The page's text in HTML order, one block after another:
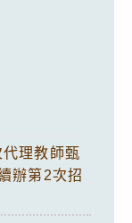
理教師甄
辦第2次招